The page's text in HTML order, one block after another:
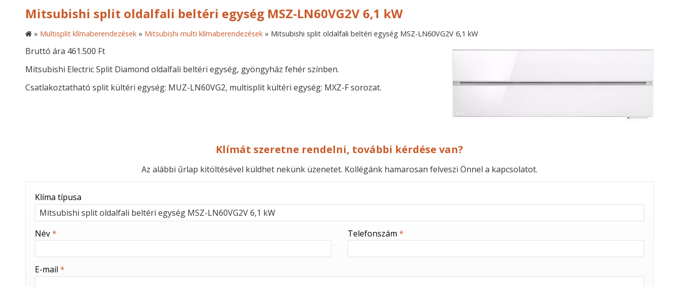
Mitsubishi split oldalfali beltéri egység MSZ-LN60VG2V 6,1 kW
» Multisplit klímaberendezések » Mitsubishi multi klímaberendezések » Mitsubishi split oldalfali beltéri egység MSZ-LN60VG2V 6,1 kW
Bruttó ára 461.500 Ft
Mitsubishi Electric Split Diamond oldalfali beltéri egység, gyöngyház fehér színben.
Csatlakoztatható split kültéri egység: MUZ-LN60VG2, multisplit kültéri egység: MXZ-F sorozat.
Klímát szeretne rendelni, további kérdése van?
Az alábbi űrlap kitöltésével küldhet nekünk üzenetet. Kollégánk hamarosan felveszi Önnel a kapcsolatot.
-
-
-
Klíma típusa
Név* Telefonszám *
E-mail *